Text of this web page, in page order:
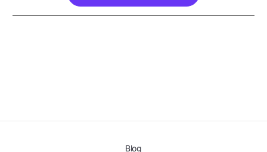
Blog